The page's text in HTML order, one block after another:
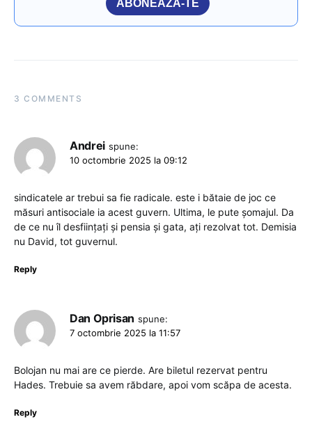
ABONEAZĂ-TE
3 COMMENTS
Andrei spune:
10 octombrie 2025 la 09:12
sindicatele ar trebui sa fie radicale. este i bătaie de joc ce
măsuri antisociale ia acest guvern. Ultima, le pute șomajul. Da
de ce nu îl desființați și pensia și gata, ați rezolvat tot. Demisia
nu David, tot guvernul.
Reply
Dan Oprisan spune:
7 octombrie 2025 la 11:57
Bolojan nu mai are ce pierde. Are biletul rezervat pentru
Hades. Trebuie sa avem răbdare, apoi vom scăpa de acesta.
Reply